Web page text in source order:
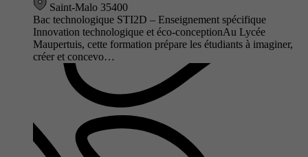
Saint-Malo 35400
Bac technologique STI2D – Enseignement spécifique
Innovation technologique et éco-conceptionAu Lycée
Maupertuis, cette formation prépare les étudiants à imaginer,
créer et concevo…